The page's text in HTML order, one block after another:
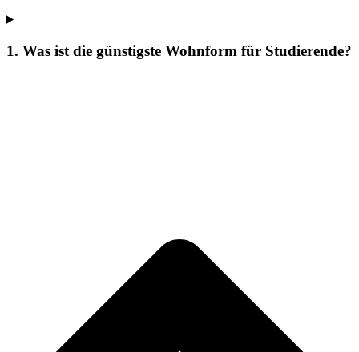
1. Was ist die günstigste Wohnform für Studierende?